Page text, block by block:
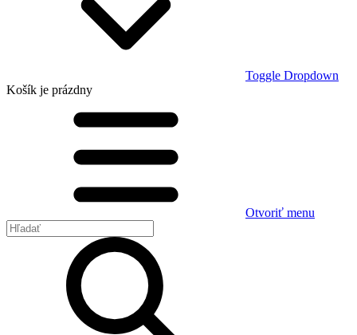
Toggle Dropdown
Košík je prázdny
Otvoriť menu